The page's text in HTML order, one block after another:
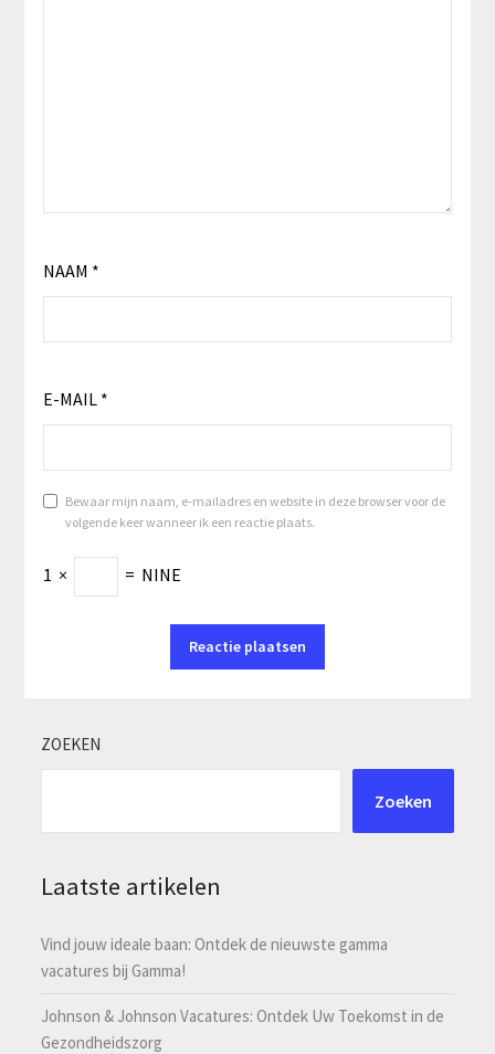
NAAM *
E-MAIL *
Bewaar mijn naam, e-mailadres en website in deze browser voor de
volgende keer wanneer ik een reactie plaats.
1 × = NINE
ZOEKEN
Zoeken
Laatste artikelen
Vind jouw ideale baan: Ontdek de nieuwste gamma
vacatures bij Gamma!
Johnson & Johnson Vacatures: Ontdek Uw Toekomst in de
Gezondheidszorg